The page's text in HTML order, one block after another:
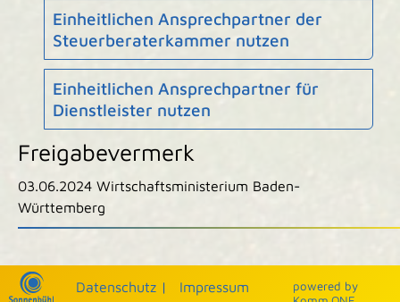
Einheitlichen Ansprechpartner der
Steuerberaterkammer nutzen
Einheitlichen Ansprechpartner für
Dienstleister nutzen
Freigabevermerk
03.06.2024 Wirtschaftsministerium Baden-
Württemberg
powered by
Datenschutz | Impressum